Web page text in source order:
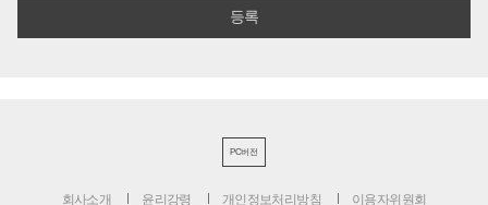
PC버전
회사소개 윤리강령 개인정보처리방침 이용자위원회